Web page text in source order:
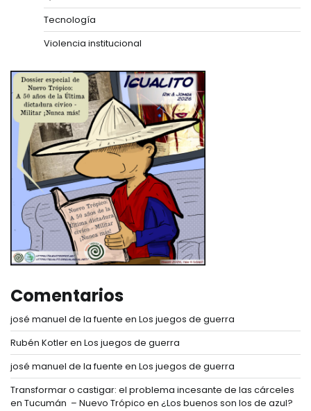
Tecnología
Violencia institucional
Comentarios
josé manuel de la fuente en Los juegos de guerra
Rubén Kotleren Los juegos de guerra
josé manuel de la fuente en Los juegos de guerra
Transformar o castigar: el problema incesante de las cárceles
en Tucumán – Nuevo Trópico en ¿Los buenos son los de azul?